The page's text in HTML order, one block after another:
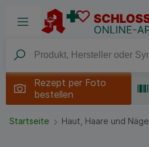
Rezept per Foto
bestellen
Startseite Haut, Haare und Nägel